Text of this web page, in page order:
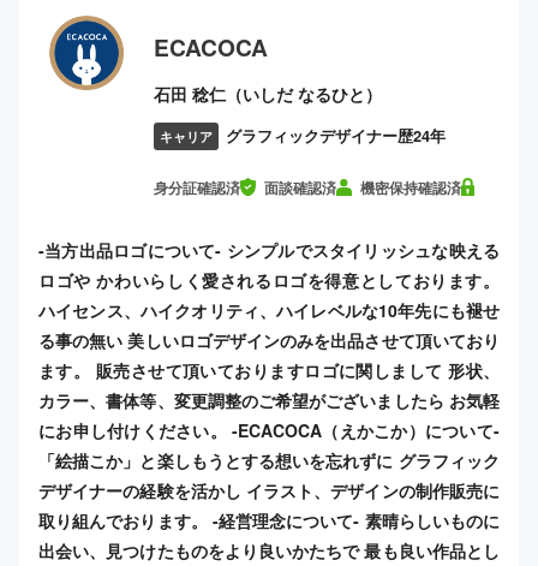
ECACOCA
石田 稔仁（いしだ なるひと）
キャリア グラフィックデザイナー歴24年
身分証確認済 面談確認済 機密保持確認済
-当方出品ロゴについて- シンプルでスタイリッシュな映える
ロゴや かわいらしく愛されるロゴを得意としております。
ハイセンス、ハイクオリティ、ハイレベルな10年先にも褪せ
る事の無い 美しいロゴデザインのみを出品させて頂いており
ます。 販売させて頂いておりますロゴに関しまして 形状、
カラー、書体等、変更調整のご希望がございましたら お気軽
にお申し付けください。 -ECACOCA（えかこか）について-
「絵描こか」と楽しもうとする想いを忘れずに グラフィック
デザイナーの経験を活かし イラスト、デザインの制作販売に
取り組んでおります。 -経営理念について- 素晴らしいものに
出会い、見つけたものをより良いかたちで 最も良い作品とし